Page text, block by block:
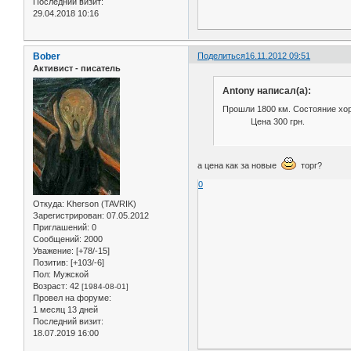
29.04.2018 10:16
Поделиться16.11.2012 09:51
Bober
Активист - писатель
Откуда: Kherson (TAVRIK)
Зарегистрирован: 07.05.2012
Приглашений: 0
Сообщений: 2000
Уважение: [+78/-15]
Позитив: [+103/-6]
Пол: Мужской
Возраст: 42 [1984-08-01]
Провел на форуме:
1 месяц 13 дней
Последний визит:
18.07.2019 16:00
Antony написал(а):
Прошли 1800 км. Состояние
Цена 300 грн.
а цена как за новые
торг?
0